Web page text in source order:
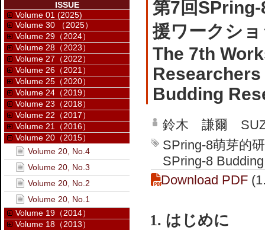
第7回SPring-
援ワークシ
The 7th
Budding
鈴木 謙爾
SPring-8萌芽的
SPring-8
Download PDF
1. はじめに
ISSUE
Volume 01 (2025)
Volume 30 （2025）
Volume 29（2024）
Volume 28（2023）
Volume 27（2022）
Volume 26（2021）
Volume 25（2020）
Volume 24（2019）
Volume 23（2018）
Volume 22（2017）
Volume 21（2016）
Volume 20（2015）
Volume 20, No.4
Volume 20, No.3
Volume 20, No.2
Volume 20, No.1
Volume 19（2014）
Volume 18（2013）